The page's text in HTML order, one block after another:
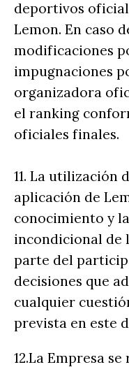
deportivos
Lemon. En caso
modificaciones
impugnaciones
organizadora
el ranking
oficiales finales.
11. La utilización
aplicación de
conocimiento y
incondicional de
parte del
decisiones que
cualquier
prevista en este
12.La Empresa